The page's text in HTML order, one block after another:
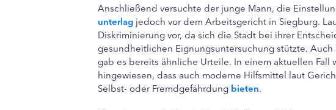
Anschließend versuchte der junge Mann, die
unterlag jedoch vor dem Arbeitsgericht in Siegburg.
Diskriminierung vor, da sich die Stadt bei ihrer
gesundheitlichen Eignungsuntersuchung stützte.
gab es bereits ähnliche Urteile. In einem aktuellen Fall
hingewiesen, dass auch moderne Hilfsmittel laut
Selbst- oder Fremdgefährdung bieten.